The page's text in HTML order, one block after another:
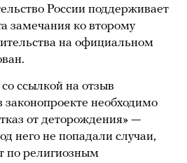
России поддерживает
замечания ко второму
на официальном
ссылкой на отзыв
законопроекте необходимо
от деторождения» —
него не попадали случаи,
по религиозным